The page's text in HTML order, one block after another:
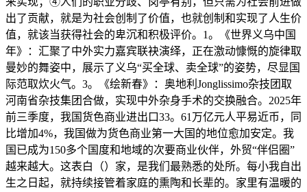
出了贡献，就是为社会创制了价值，也就创制和实现了人生价
值，就该当获得社会的卑沉和积极评价。1。《世界义乌中国
年》：汇聚了中外实力嘉宾联袂演绎，正在激动慷慨的旋律取
曼妙的舞姿中，展示了义乌“买全球、卖全球”的姿势，尽显国
际范取炊火气。3。《绘新春》：奥地利Jonglissimo杂技团取
河南省杂技集团合做，实现中外杂身手术的交换融合。2025年
前三季度，我国货色商业进出口33。61万亿元人平易近币，同
比增加4%，我国做为货色商业第一大国的地位愈加安定。我
国已成为150多个国度和地域的次要商业伙伴，外贸“伴侣圈”
越来越大。这表白（）家，是我们最熟悉的处所。每小我自出
生之日起，就持续接管着家庭的熏陶和长辈的。家里有温暖的